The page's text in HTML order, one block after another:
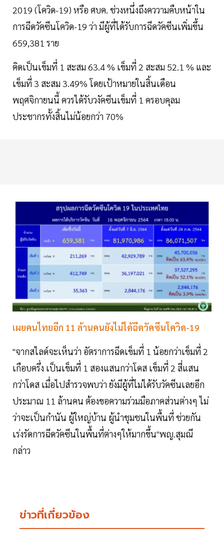
2019 (โควิด-19) หรือ ศบค. ช่วงหนึ่งถึงคววามคืบหน้าใน
การฉีดวัคซีนโควิด-19 ว่า มีผู้ที่ได้รับการฉีดวัคซีนเพิ่มขึ้น
659,381 ราย
คิดเป็นเข็มที่ 1 สะสม 63.4 % เข็มที่ 2 สะสม 52.1 % และ
เข็มที่ 3 สะสม 3.49% โดยเป้าหมายในสิ้นเดือน
พฤศจิกายนนี้ ควรได้รับวงัคซีนเข็มที่ 1 ครอบคุลม
ประชากรทั้งสิ้นไม่น้อยกว่า 70%
เผยคนไทยอีก 11 ล้านคนยังไม่ได้ฉีดวัคซีนโควิด-19
"จากสไลด์จะเห็นว่า อัตราการฉีดเข็มที่ 1 น้อยกว่าเข็มที่ 2
เกือบครึ่ง เป็นเข็มที่ 1 สองแสนกว่าโดส เข็มที่ 2 สี่แสน
กว่าโดส เมื่อไปสำรวจพบว่า ยังมีผู้ที่ไม่ได้รับวัคซีนเลยอีก
ประมาณ 11 ล้านคน ต้องขอความร่วมมือภาคส่วนต่างๆ ไม่
ว่าจะเป็นกำนัน ผู้ใหญ่บ้าน ผู้นำชุมชนในพื้นที่ ช่วยกัน
เร่งรัดการฉีดวัคซีนในพื้นที่ต่างๆให้มากขึ้น"พญ.สุมณี
กล่าว
ข่าวที่เกี่ยวข้อง